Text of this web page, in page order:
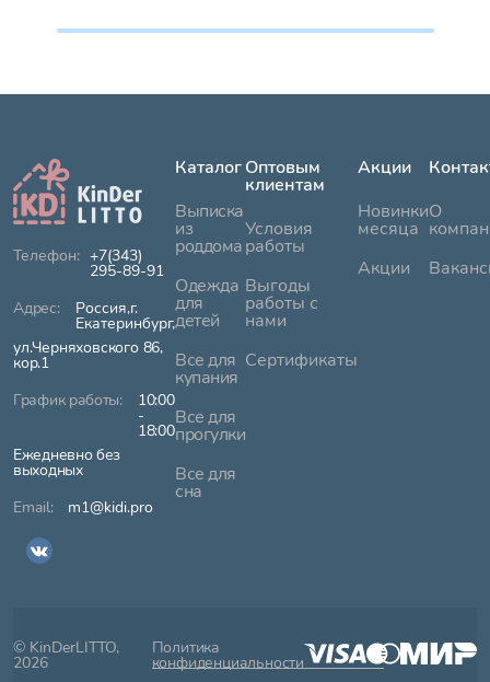
+7(343)
295-89-91
Россия,г.
Екатеринбург,
ул.Черняховского 86,
кор.1
10:00
-
18:00
Ежедневно без
выходных
m1@kidi.pro
Каталог
Выписка
из
роддома
Одежда
для
детей
Все для
купания
Все для
прогулки
Все для
сна
Оптовым
клиентам
Условия
работы
Выгоды
работы с
нами
Сертификаты
Акции
Новинки
месяца
Акции
О
© KinDerLITTO,
2026
Политика
конфиденциальности